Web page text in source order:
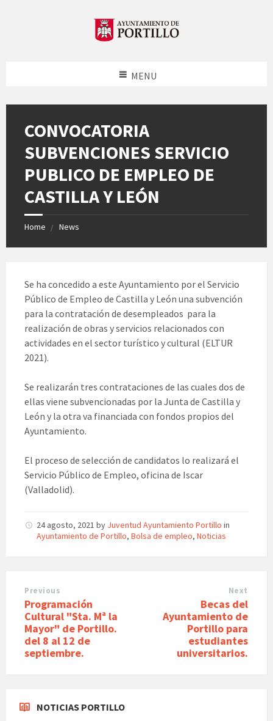
MENU
CONVOCATORIA
SUBVENCIONES SERVICIO
PUBLICO DE EMPLEO DE
CASTILLA Y LEÓN
Home News
Se ha concedido a este Ayuntamiento por el Servicio
Público de Empleo de Castilla y León una subvención
para la contratación de desempleados para la
realización de obras y servicios relacionados con
actividades en el sector turístico y cultural (ELTUR
2021).
Se realizarán tres contrataciones de las cuales dos de
ellas viene subvencionadas por la Junta de Castilla y
León y la otra va financiada con fondos propios del
Ayuntamiento.
El proceso de selección de candidatos lo realizará el
Servicio Público de Empleo, oficina de Iscar
(Valladolid).
24 agosto, 2021 by Juventud Ayuntamiento Portillo in
Ayuntamiento de Portillo, Bolsa de empleo, Noticias
Previous
Programación
Cultural "Sta. Mª la
Mayor" de Portillo.
del 8 al 12 de
septiembre.
Next
Becas del
Ayuntamiento de
Portillo para
estudiantes
universitarios.
NOTICIAS PORTILLO